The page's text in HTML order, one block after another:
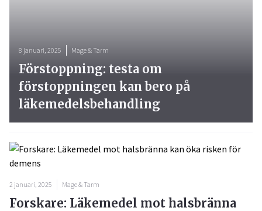
8 januari, 2025 Mage & Tarm
Förstoppning: testa om
förstoppningen kan bero på
läkemedelsbehandling
2 januari, 2025 Mage & Tarm
Forskare: Läkemedel mot halsbränna